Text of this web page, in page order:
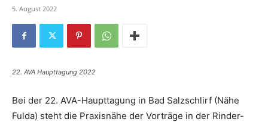
5. August 2022
22. AVA Haupttagung 2022
Bei der 22. AVA-Haupttagung in Bad Salzschlirf (Nähe
Fulda) steht die Praxisnähe der Vorträge in der Rinder-